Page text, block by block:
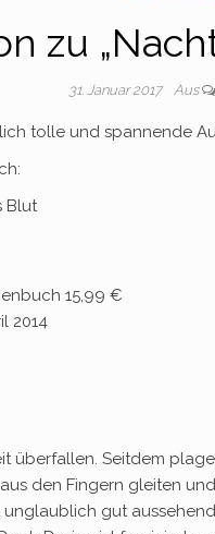
zu
31. Januar 2017 Aus
tolle und spannende
Blut
15,99 €
2014
überfallen. Seitdem
den Fingern gleiten
gut